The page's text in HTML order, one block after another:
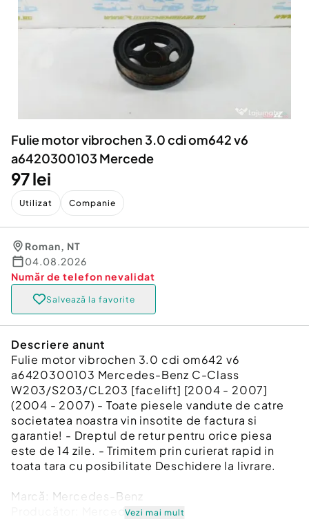
Servicii
Animale de companie
Afaceri și echipamente profesionale
Inchiriere Bunuri si Vehicule
Utilaje agricole si industriale
Piese auto si accesorii
Fulie motor vibrochen 3.0 cdi om642 v6
a6420300103 Mercede
97 lei
Utilizat Companie
Roman, NT
04.08.2026
Număr de telefon nevalidat
Salvează la favorite
Descriere anunt
Fulie motor vibrochen 3.0 cdi om642 v6
a6420300103 Mercedes-Benz C-Class
W203/S203/CL203 [facelift] [2004 - 2007]
(2004 - 2007) - Toate piesele vandute de catre
societatea noastra vin insotite de factura si
garantie! - Dreptul de retur pentru orice piesa
este de 14 zile. - Trimitem prin curierat rapid in
toata tara cu posibilitate Deschidere la livrare.
Marcă: Mercedes-Benz
Producător: Mercedes-Benz
Vezi mai mult